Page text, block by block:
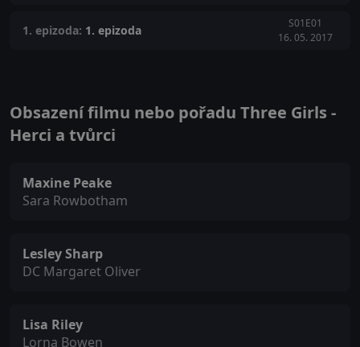
1. epizoda: 1. epizoda
S01E01
16. 05. 2017
Obsazení filmu nebo pořadu Three Girls -
Herci a tvůrci
Maxine Peake
Sara Rowbotham
Lesley Sharp
DC Margaret Oliver
Lisa Riley
Lorna Bowen